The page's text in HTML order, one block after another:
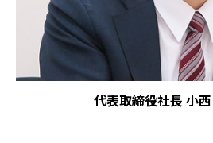
代表取締役社長 小